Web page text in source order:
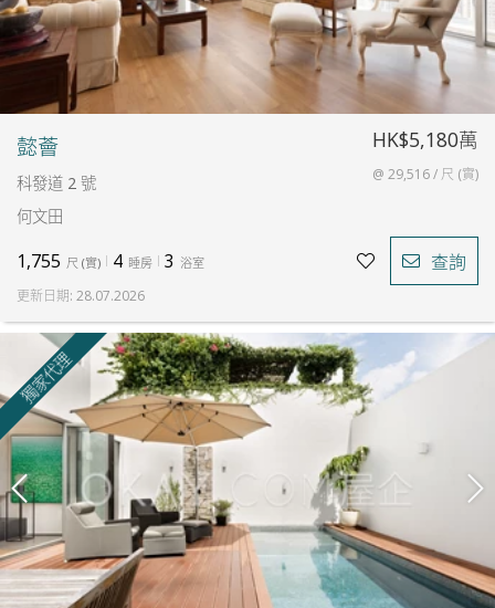
懿薈
科發道 2 號
何文田
HK$5,180萬
@ 29,516 / 尺 (實)
1,755 尺 (實) 4 睡房 3 浴室 查詢
更新日期: 28.07.2026
獨家代理